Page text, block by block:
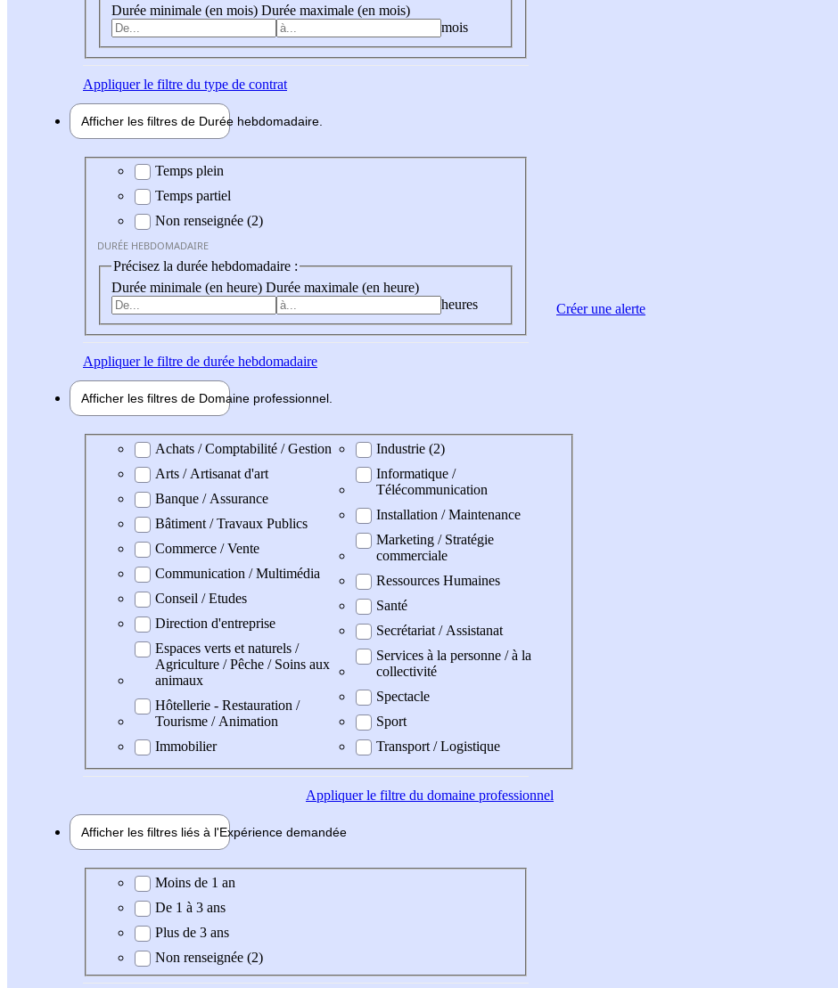
Durée minimale (en mois) Durée maximale (en mois)
mois
Appliquerle filtre du type de contrat
Afficher les filtres de Durée hebdomadaire
Durée hebdomadaire
Temps plein
Temps partiel
Non renseignée (2)
DURÉE HEBDOMADAIRE
Précisez la durée hebdomadaire :
Durée minimale (en heure) Durée maximale (en heure)
heures
Appliquerle filtre de durée hebdomadaire
Afficher les filtres de Domaine professionnel
Domaine professionel
Achats / Comptabilité / Gestion
Arts / Artisanat d'art
Banque / Assurance
Bâtiment / Travaux Publics
Commerce / Vente
Communication / Multimédia
Conseil / Etudes
Direction d'entreprise
Espaces verts et naturels /
Agriculture / Pêche / Soins aux
animaux
Hôtellerie - Restauration /
Tourisme / Animation
Immobilier
Industrie (2)
Informatique /
Télécommunication
Installation / Maintenance
Marketing / Stratégie
commerciale
Ressources Humaines
Santé
Secrétariat / Assistanat
Services à la personne / à la
collectivité
Spectacle
Sport
Transport / Logistique
Appliquerle filtre du domaine professionnel
Afficher les filtres liés à l'Expérience demandée
Expérience demandée
Moins de 1 an
De 1 à 3 ans
Plus de 3 ans
Non renseignée (2)
Créer une alerte